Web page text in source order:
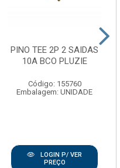
PINO TEE 2P 2 SAIDAS
10A BCO PLUZIE
Código: 155760
Embalagem: UNIDADE
LOGIN P/ VER
PREÇO